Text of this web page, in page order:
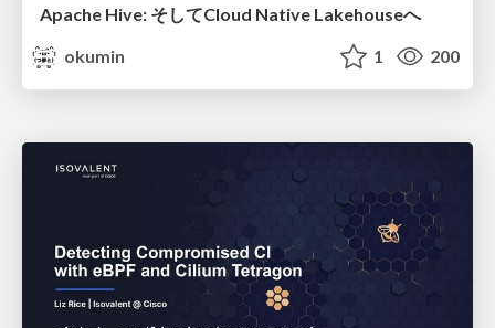
Apache Hive: そしてCloud Native Lakehouseへ
okumin
1 200